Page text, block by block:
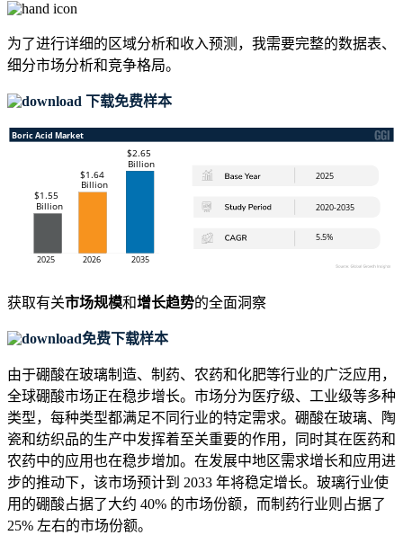
为了进行详细的区域分析和收入预测，我需要完整的数据表、
细分市场分析和竞争格局。
下载免费样本
获取有关市场规模和增长趋势的全面洞察
免费下载样本
由于硼酸在玻璃制造、制药、农药和化肥等行业的广泛应用，
全球硼酸市场正在稳步增长。市场分为医疗级、工业级等多种
类型，每种类型都满足不同行业的特定需求。硼酸在玻璃、陶
瓷和纺织品的生产中发挥着至关重要的作用，同时其在医药和
农药中的应用也在稳步增加。在发展中地区需求增长和应用进
步的推动下，该市场预计到 2033 年将稳定增长。玻璃行业使
用的硼酸占据了大约 40% 的市场份额，而制药行业则占据了
25% 左右的市场份额。